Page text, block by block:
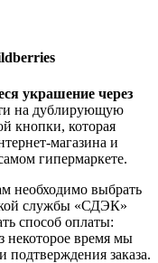
украшение через
на дублирующую
кнопки, которая
магазина и
гипермаркете.
необходимо выбрать
службы «СДЭК»
способ оплаты:
некоторое время мы
подтверждения заказа.